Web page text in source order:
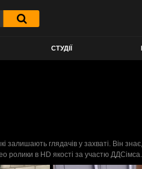
СТУДІЇ
глядачів у захваті. Він
ролики в HD якості за участю